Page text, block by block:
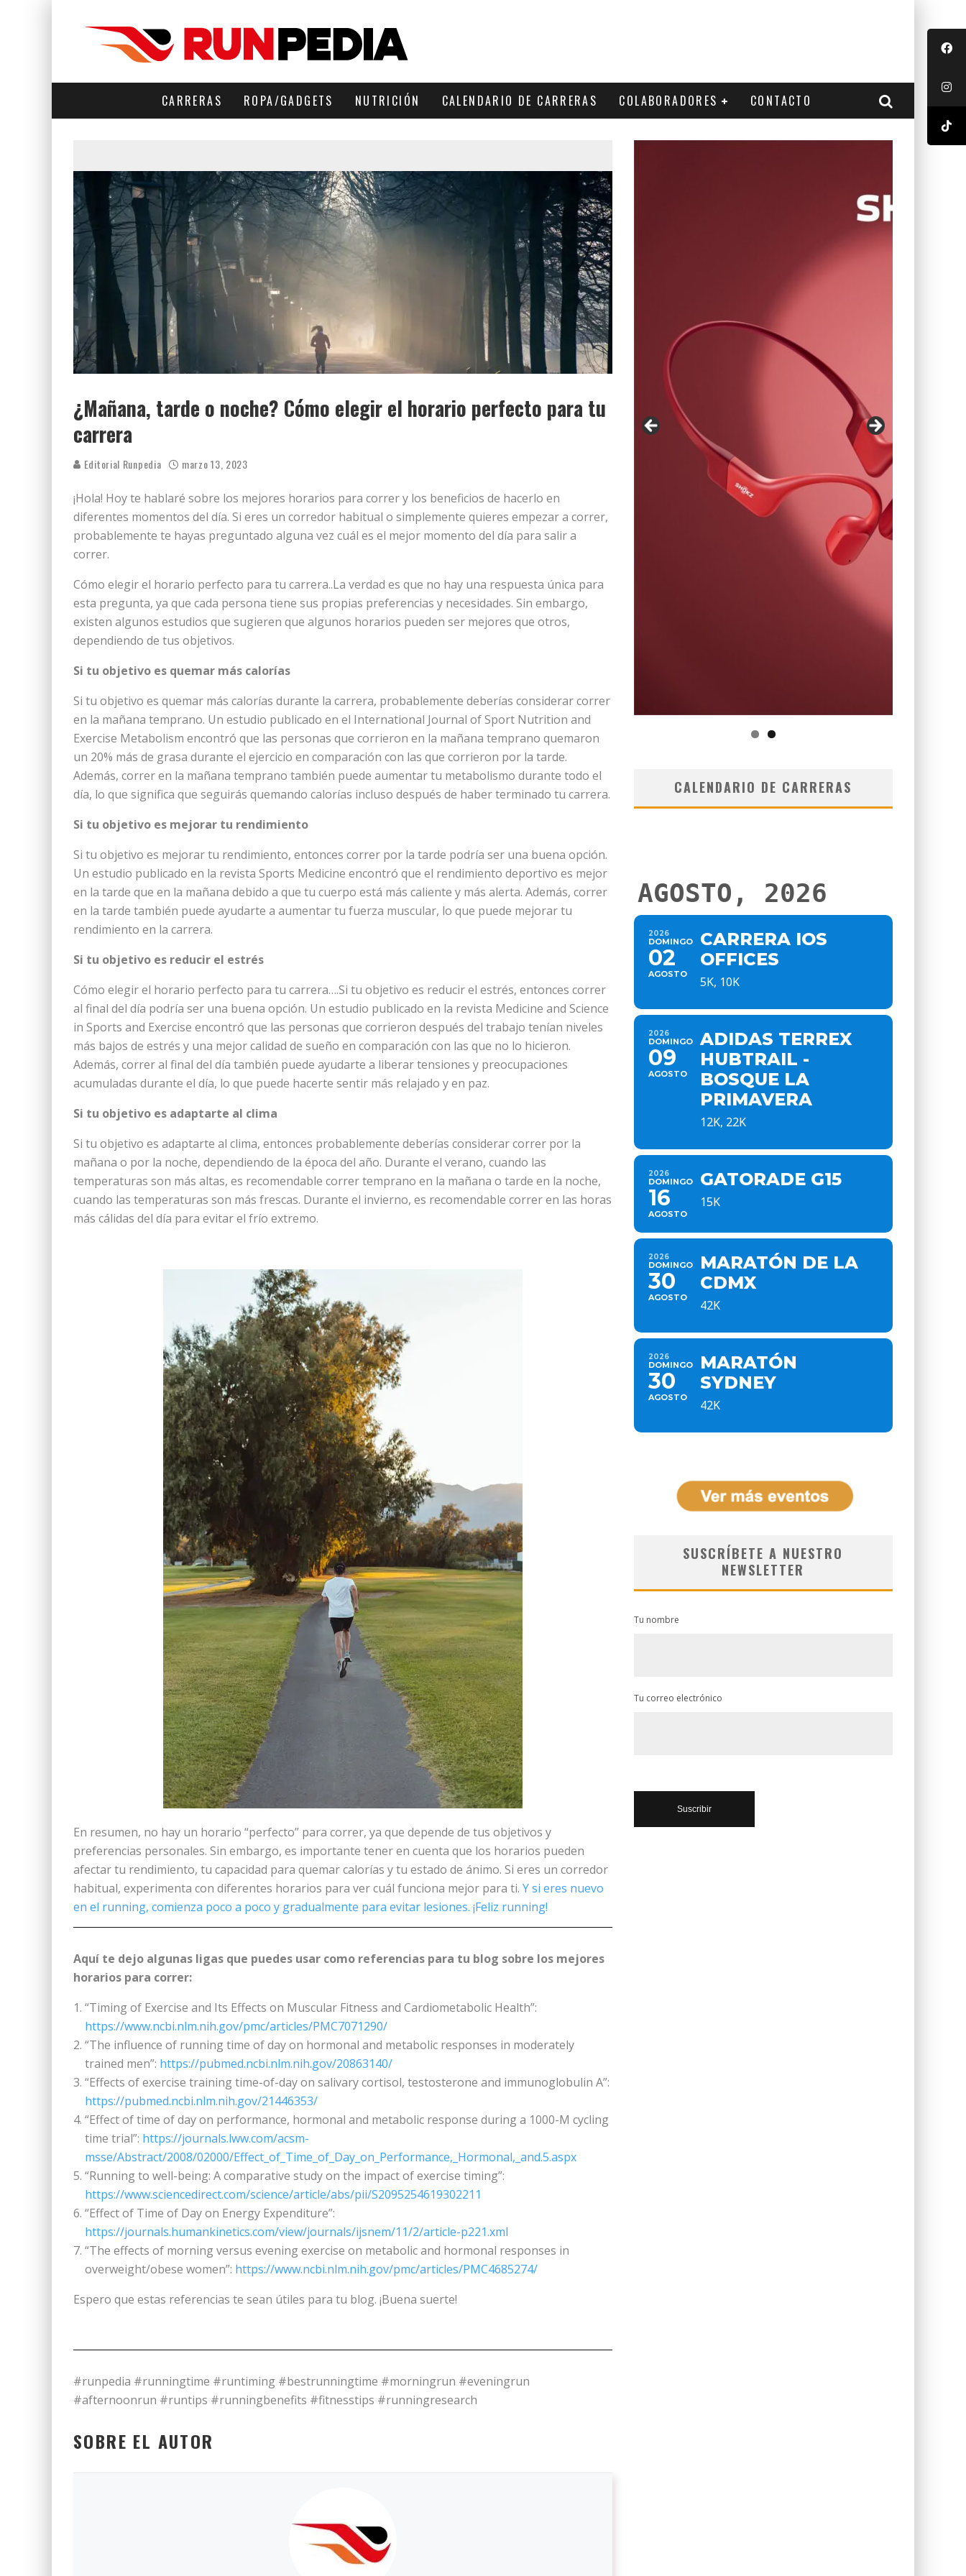
CARRERAS ROPA/GADGETS NUTRICIÓN CALENDARIO DE CARRERAS COLABORADORES CONTACTO
¿Mañana, tarde o noche? Cómo elegir el horario perfecto para tu
carrera
Editorial Runpedia marzo 13, 2023
¡Hola! Hoy te hablaré sobre los mejores horarios para correr y los beneficios de hacerlo en
diferentes momentos del día. Si eres un corredor habitual o simplemente quieres empezar a correr,
probablemente te hayas preguntado alguna vez cuál es el mejor momento del día para salir a
correr.
Cómo elegir el horario perfecto para tu carrera..La verdad es que no hay una respuesta única para
esta pregunta, ya que cada persona tiene sus propias preferencias y necesidades. Sin embargo,
existen algunos estudios que sugieren que algunos horarios pueden ser mejores que otros,
dependiendo de tus objetivos.
Si tu objetivo es quemar más calorías
Si tu objetivo es quemar más calorías durante la carrera, probablemente deberías considerar correr
en la mañana temprano. Un estudio publicado en el International Journal of Sport Nutrition and
Exercise Metabolism encontró que las personas que corrieron en la mañana temprano quemaron
un 20% más de grasa durante el ejercicio en comparación con las que corrieron por la tarde.
Además, correr en la mañana temprano también puede aumentar tu metabolismo durante todo el
día, lo que significa que seguirás quemando calorías incluso después de haber terminado tu carrera.
Si tu objetivo es mejorar tu rendimiento
Si tu objetivo es mejorar tu rendimiento, entonces correr por la tarde podría ser una buena opción.
Un estudio publicado en la revista Sports Medicine encontró que el rendimiento deportivo es mejor
en la tarde que en la mañana debido a que tu cuerpo está más caliente y más alerta. Además, correr
en la tarde también puede ayudarte a aumentar tu fuerza muscular, lo que puede mejorar tu
rendimiento en la carrera.
Si tu objetivo es reducir el estrés
Cómo elegir el horario perfecto para tu carrera….Si tu objetivo es reducir el estrés, entonces correr
al final del día podría ser una buena opción. Un estudio publicado en la revista Medicine and Science
in Sports and Exercise encontró que las personas que corrieron después del trabajo tenían niveles
más bajos de estrés y una mejor calidad de sueño en comparación con las que no lo hicieron.
Además, correr al final del día también puede ayudarte a liberar tensiones y preocupaciones
acumuladas durante el día, lo que puede hacerte sentir más relajado y en paz.
Si tu objetivo es adaptarte al clima
Si tu objetivo es adaptarte al clima, entonces probablemente deberías considerar correr por la
mañana o por la noche, dependiendo de la época del año. Durante el verano, cuando las
temperaturas son más altas, es recomendable correr temprano en la mañana o tarde en la noche,
cuando las temperaturas son más frescas. Durante el invierno, es recomendable correr en las horas
más cálidas del día para evitar el frío extremo.
En resumen, no hay un horario “perfecto” para correr, ya que depende de tus objetivos y
preferencias personales. Sin embargo, es importante tener en cuenta que los horarios pueden
afectar tu rendimiento, tu capacidad para quemar calorías y tu estado de ánimo. Si eres un corredor
habitual, experimenta con diferentes horarios para ver cuál funciona mejor para ti. Y si eres nuevo
en el running, comienza poco a poco y gradualmente para evitar lesiones. ¡Feliz running!
Aquí te dejo algunas ligas que puedes usar como referencias para tu blog sobre los mejores
horarios para correr:
“Timing of Exercise and Its Effects on Muscular Fitness and Cardiometabolic Health”:
https://www.ncbi.nlm.nih.gov/pmc/articles/PMC7071290/
“The influence of running time of day on hormonal and metabolic responses in moderately
trained men”: https://pubmed.ncbi.nlm.nih.gov/20863140/
“Effects of exercise training time-of-day on salivary cortisol, testosterone and immunoglobulin A”:
https://pubmed.ncbi.nlm.nih.gov/21446353/
“Effect of time of day on performance, hormonal and metabolic response during a 1000-M cycling
time trial”: https://journals.lww.com/acsm-
msse/Abstract/2008/02000/Effect_of_Time_of_Day_on_Performance,_Hormonal,_and.5.aspx
“Running to well-being: A comparative study on the impact of exercise timing”:
https://www.sciencedirect.com/science/article/abs/pii/S2095254619302211
“Effect of Time of Day on Energy Expenditure”:
https://journals.humankinetics.com/view/journals/ijsnem/11/2/article-p221.xml
“The effects of morning versus evening exercise on metabolic and hormonal responses in
overweight/obese women”: https://www.ncbi.nlm.nih.gov/pmc/articles/PMC4685274/
Espero que estas referencias te sean útiles para tu blog. ¡Buena suerte!
#runpedia #runningtime #runtiming #bestrunningtime #morningrun #eveningrun
#afternoonrun #runtips #runningbenefits #fitnesstips #runningresearch
SOBRE EL AUTOR
CALENDARIO DE CARRERAS
AGOSTO, 2026
2026
DOMINGO
02
AGOSTO
CARRERA IOS
OFFICES
5K, 10K
2026
DOMINGO
09
AGOSTO
ADIDAS TERREX
HUBTRAIL -
BOSQUE LA
PRIMAVERA
12K, 22K
2026
DOMINGO
16
AGOSTO
GATORADE G15
15K
2026
DOMINGO
30
AGOSTO
MARATÓN DE LA
CDMX
42K
2026
DOMINGO
30
AGOSTO
MARATÓN
SYDNEY
42K
SUSCRÍBETE A NUESTRO
NEWSLETTER
Tu nombre
Tu correo electrónico